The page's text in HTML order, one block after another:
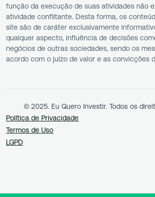
função da execução de suas atividades não
atividade conflitante. Desta forma, os
site são de caráter exclusivamente
qualquer aspecto, influência de decisões
negócios de outras sociedades, sendo os
acordo com o juízo de valor e as convicções
© 2025. Eu Quero Investir. Todos os
Política de Privacidade
Termos de Uso
LGPD